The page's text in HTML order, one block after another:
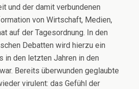
und der damit verbundenen
von Wirtschaft, Medien,
auf der Tagesordnung. In den
Debatten wird hierzu ein
in den letzten Jahren in den
Bereits überwunden geglaubte
virulent: das Gefühl der